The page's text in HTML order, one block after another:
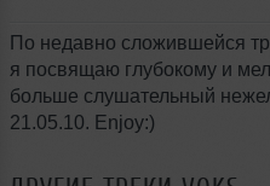
По недавно сложившейся
я посвящаю глубокому и
больше слушательный
21.05.10. Enjoy:)